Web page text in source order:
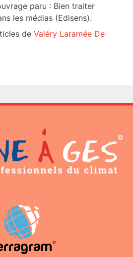
paru : Bien traiter
les médias (Edisens).
de Valéry Laramée De